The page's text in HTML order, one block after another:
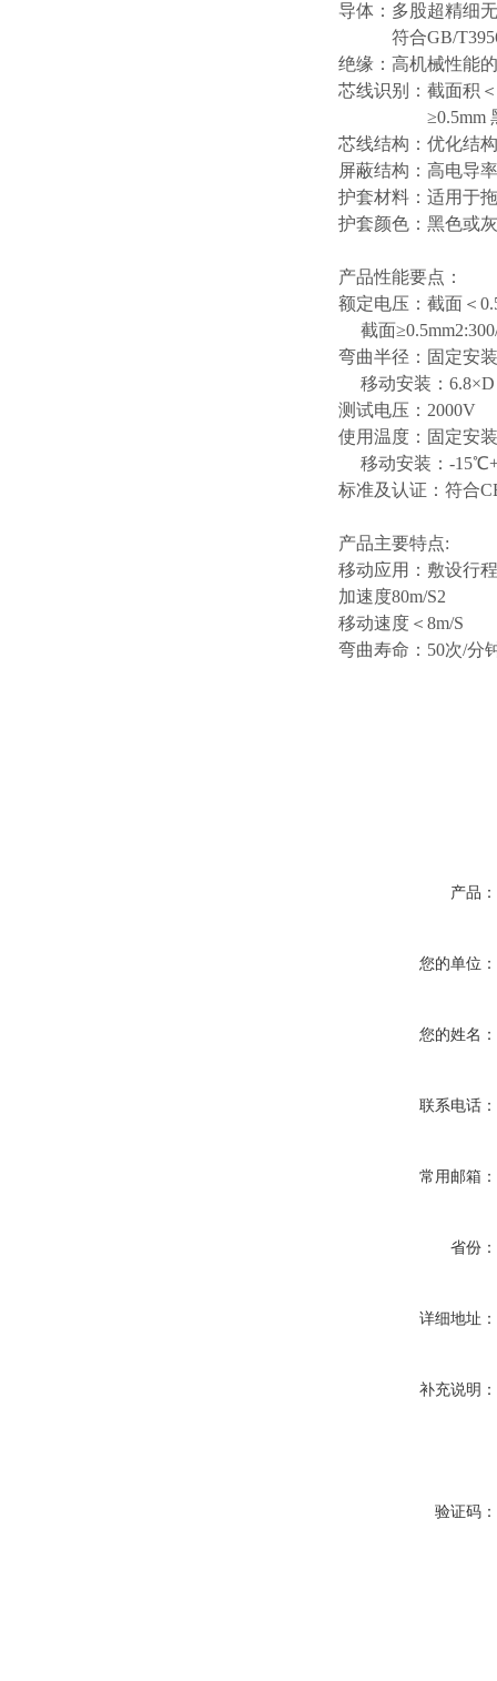
导体：多股超精细
符合GB/
绝缘：高机械性能
芯线识别：截面积＜
≥0.5mm
芯线结构：优化结
屏蔽结构：高电导
护套材料：适用于
护套颜色：黑色或
产品性能要点：
额定电压：截面＜
截面
弯曲半径：固定安
移动安装： 6.8×D
测试电压： 2000V
使用温度：固定安
移动安装： -
标准及认证：符合
产品主要特点:
移动应用：敷设行程
加速度80m/S2
移动速度＜ 8m/S
弯曲寿命： 50次/分
产品：
您的单位：
您的姓名：
联系电话：
常用邮箱：
省份：
详细地址：
补充说明：
验证码：